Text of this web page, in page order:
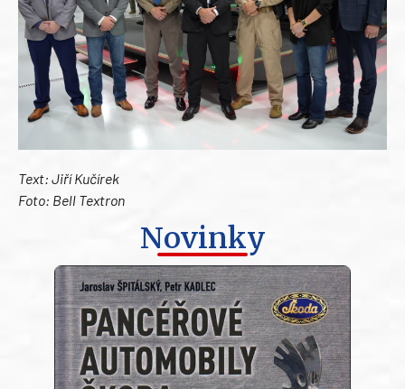
Text: Jiří Kučírek
Foto: Bell Textron
Novinky